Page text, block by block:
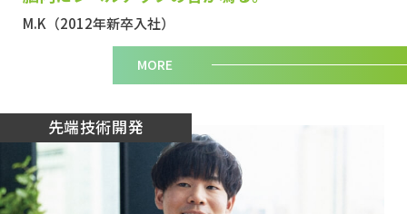
M.K（2012年新卒入社）
MORE
先端技術開発